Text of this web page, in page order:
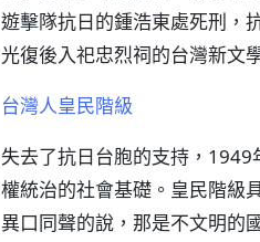
遊擊隊抗日的鍾浩東處死刑，
光復後入祀忠烈祠的台灣新文
台灣人皇民階級
失去了抗日台胞的支持，
權統治的社會基礎。皇民階級
異口同聲的說，那是不文明的